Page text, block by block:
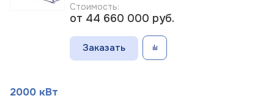
Стоимость:
от 44 660 000 руб.
Заказать
2000 кВт